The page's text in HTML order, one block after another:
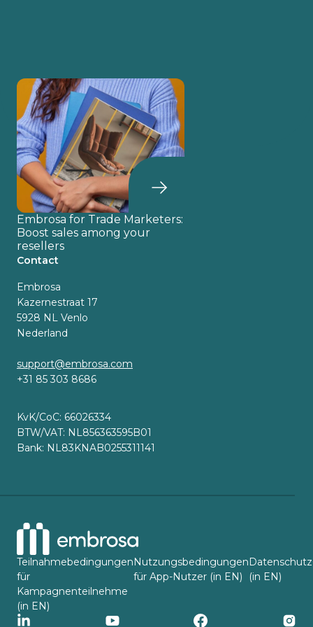
Embrosa for Trade Marketers:
Boost sales among your
resellers
Contact
Embrosa
Kazernestraat 17
5928 NL Venlo
Nederland
support@embrosa.com
+31 85 303 8686
KvK/CoC: 66026334
BTW/VAT: NL856363595B01
Bank: NL83KNAB0255311141
Teilnahmebedingungen
für
Kampagnenteilnehme
(in EN)
Nutzungsbedingungen
für App-Nutzer (in EN)
Datenschutz
(in EN)